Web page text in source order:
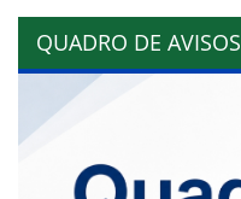
QUADRO DE AVISOS